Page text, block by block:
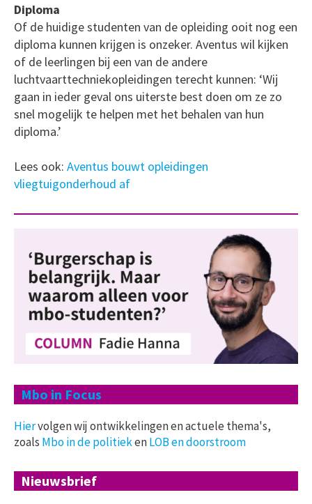
Diploma
Of de huidige studenten van de opleiding ooit nog een
diploma kunnen krijgen is onzeker. Aventus wil kijken
of de leerlingen bij een van de andere
luchtvaarttechniekopleidingen terecht kunnen: ‘Wij
gaan in ieder geval ons uiterste best doen om ze zo
snel mogelijk te helpen met het behalen van hun
diploma.’
Lees ook: Aventus bouwt opleidingen
vliegtuigonderhoud af
Mbo in Focus
Hiervolgen wij ontwikkelingen en actuele thema's,
zoals Mbo in de politiekenLOB en doorstroom
Nieuwsbrief